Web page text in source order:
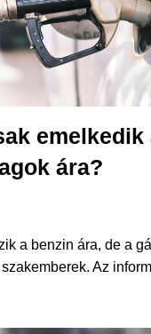
emelkedik
ára?
a benzin ára, de a
Az